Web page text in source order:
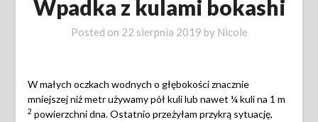
Wpadka z kulami bokashi
Posted on 22 sierpnia 2019 by Nicole
W małych oczkach wodnych o głębokości znacznie
mniejszej niż metr używamy pół kuli lub nawet ¼ kuli na 1 m
2 powierzchni dna. Ostatnio przeżyłam przykrą sytuację,